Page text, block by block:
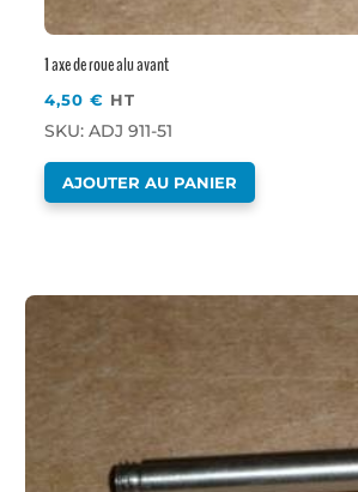
1 axe de roue alu avant
4,50€ HT
SKU: ADJ 911-51
AJOUTER AU PANIER